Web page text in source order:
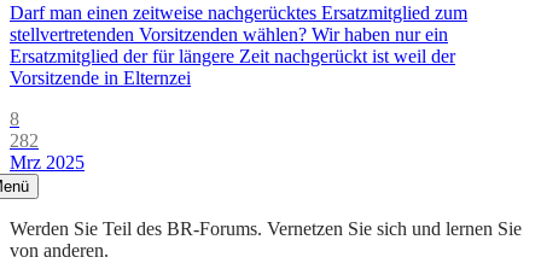
Darf man einen zeitweise nachgerücktes Ersatzmitglied zum
stellvertretenden Vorsitzenden wählen? Wir haben nur ein
Ersatzmitglied der für längere Zeit nachgerückt ist weil der
Vorsitzende in Elternzei
8
282
Mrz 2025
Werden Sie Teil des BR-Forums. Vernetzen Sie sich und lernen Sie
von anderen.